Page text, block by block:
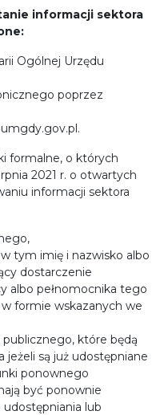
informacji sektora
Ogólnej Urzędu
poprzez
formalne, o których
2021 r. o otwartych
informacji sektora
tym imię i nazwisko albo
dostarczenie
albo pełnomocnika tego
formie wskazanych we
które będą
są już udostępniane
ponownego
być ponownie
udostępniania lub